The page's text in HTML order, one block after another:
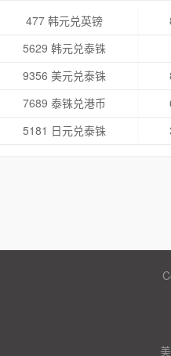
477 韩元兑英镑
5629 韩元兑泰铢
9356 美元兑泰铢
7689 泰铢兑港币
5181 日元兑泰铢